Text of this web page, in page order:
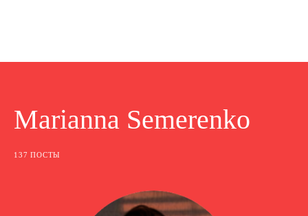
Marianna Semerenko
137 ПОСТЫ